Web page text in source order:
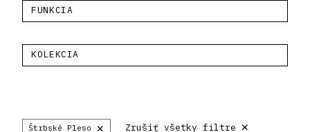
FUNKCIA
KOLEKCIA
Štrbské Pleso × Zrušiť všetky filtre ×